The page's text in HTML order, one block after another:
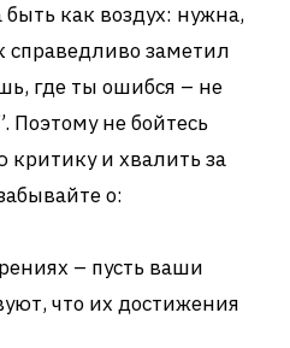
как воздух: нужна,
заметил
где ты ошибся – не
Поэтому не бойтесь
критику и хвалить за
о:
– пусть ваши
что их достижения